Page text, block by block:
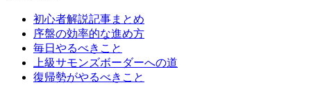
初心者解説記事まとめ
序盤の効率的な進め方
毎日やるべきこと
上級サモンズボーダーへの道
復帰勢がやるべきこと